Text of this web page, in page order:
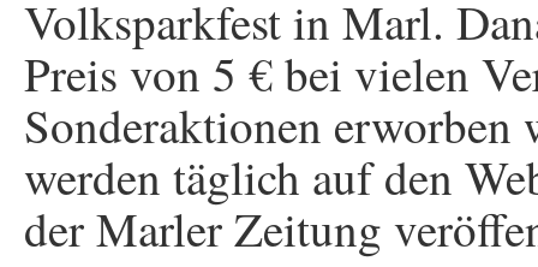
Volksparkfest in Marl.
Preis von 5 € bei vielen
Sonderaktionen
werden täglich auf den
der Marler Zeitung